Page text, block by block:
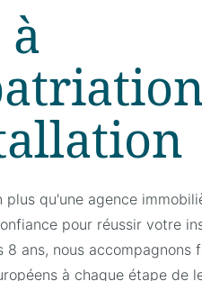
plus qu'une agence
pour réussir votre
8 ans, nous accompagnons
à chaque étape de